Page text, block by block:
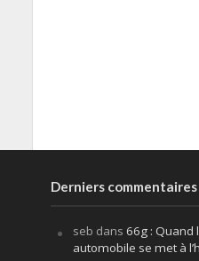
Derniers commentaires
seb dans 66g : Quand
automobile se met à